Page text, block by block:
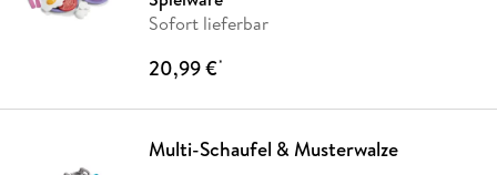
Sofort lieferbar
20,99 €*
Multi-Schaufel & Musterwalze